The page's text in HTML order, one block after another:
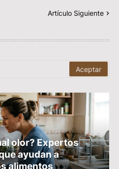
Artículo Siguiente
olor? Expertos
ayudan a
alimentos